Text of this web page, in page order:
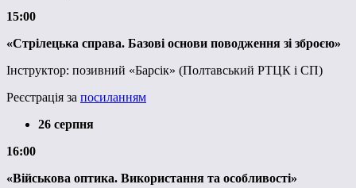
15:00
«Стрілецька справа. Базові основи поводження зі зброєю»
Інструктор: позивний «Барсік» (Полтавський РТЦК і СП)
Реєстрація за посиланням
26 серпня
16:00
«Військова оптика. Використання та особливості»